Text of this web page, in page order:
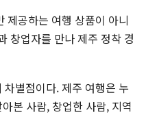
제공하는 여행 상품이 아니
창업자를 만나 제주 정착 경
별점이다. 제주 여행은 누
본 사람, 창업한 사람, 지역